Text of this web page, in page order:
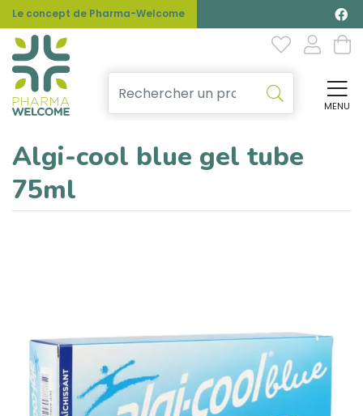
Le concept de Pharma-Welcome
MENU
Algi-cool blue gel tube
75ml